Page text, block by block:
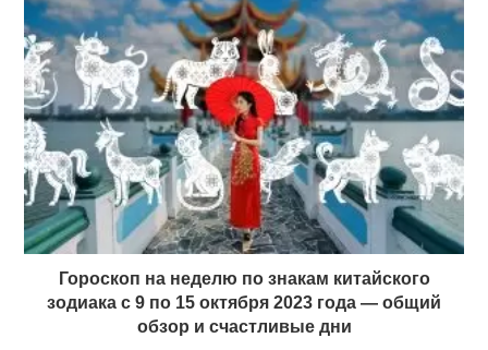
Гороскоп на неделю по знакам китайского
зодиака c 9 по 15 октября 2023 года — общий
обзор и счастливые дни